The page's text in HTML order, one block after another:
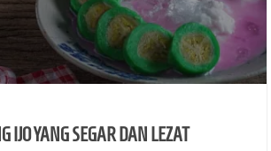
IJO YANG SEGAR DAN LEZAT